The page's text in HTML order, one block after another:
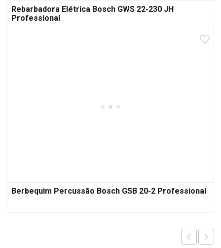
Rebarbadora Elétrica Bosch GWS 22-230 JH
Professional
Berbequim Percussão Bosch GSB 20-2 Professional